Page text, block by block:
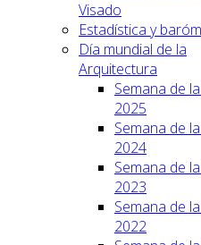
Visado
Estadística y
Día mundial de la
Arquitectura
Semana de
2025
Semana de
2024
Semana de
2023
Semana de
2022